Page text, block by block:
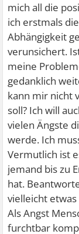
mich all die
ich erstmals
Abhängigkeit
verunsichert.
meine
gedanklich
kann mir nicht
soll? Ich will
vielen Ängste
werde. Ich
Vermutlich ist
jemand bis zu
hat.
vielleicht
Als Angst
furchtbar